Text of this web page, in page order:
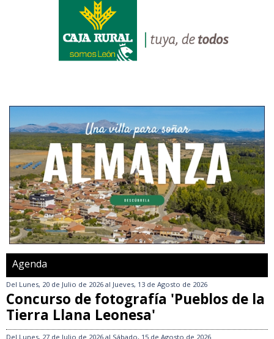
Agenda
Del Lunes, 20 de Julio de 2026 al Jueves, 13 de Agosto de 2026
Concurso de fotografía 'Pueblos de la
Tierra Llana Leonesa'
Del Lunes, 27 de Julio de 2026 al Sábado, 15 de Agosto de 2026